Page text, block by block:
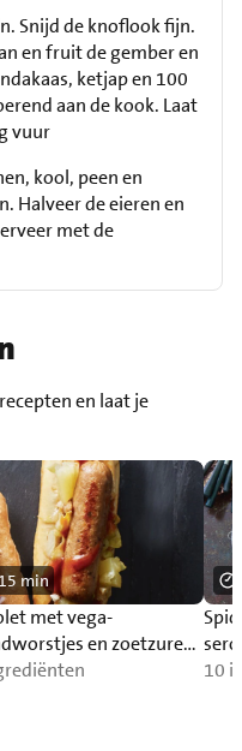
Snijd de knoflook fijn.
en fruit de gember en
ketjap en 100
aan de kook. Laat
vuur
kool, peen en
Halveer de eieren en
met de
en laat je
met vega-
en zoetzure
15 min
10